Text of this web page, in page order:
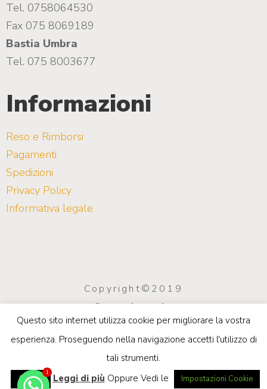
Tel. 0758064530
Fax 075 8069189
Bastia Umbra
Tel. 075 8003677
Informazioni
Reso e Rimborsi
Pagamenti
Spedizioni
Privacy Policy
Informativa legale
Copyright©2019
Saco Arreda
info@sacoarreda.com| P.IVA
03923970549
Privacy e Cookie Policy
Questo sito internet utilizza cookie per migliorare la vostra
esperienza. Proseguendo nella navigazione accetti l'utilizzo di
tali strumenti.
Accetta Leggi di più Oppure Vedi le Impostazioni Cookie
1